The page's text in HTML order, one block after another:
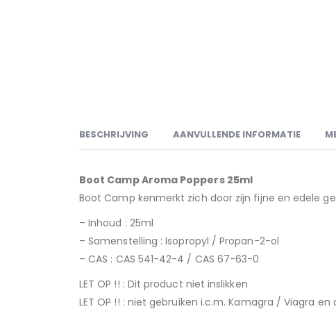
BESCHRIJVING AANVULLENDE INFORMATIE
Boot Camp Aroma Poppers 25ml
Boot Camp kenmerkt zich door zijn fijne en edele
– Inhoud : 25ml
– Samenstelling : Isopropyl / Propan-2-ol
– CAS : CAS 541-42-4 / CAS 67-63-0
LET OP !! : Dit product niet inslikken
LET OP !! : niet gebruiken i.c.m. Kamagra / Viagra